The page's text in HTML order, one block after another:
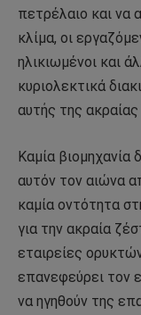
πετρέλαιο και να
κλίμα, οι
ηλικιωμένοι και
κυριολεκτικά
αυτής της
Καμία βιομηχανία
αυτόν τον αιώνα
καμία οντότητα
για την ακραία
εταιρείες
επανεφεύρει τον
να ηγηθούν της